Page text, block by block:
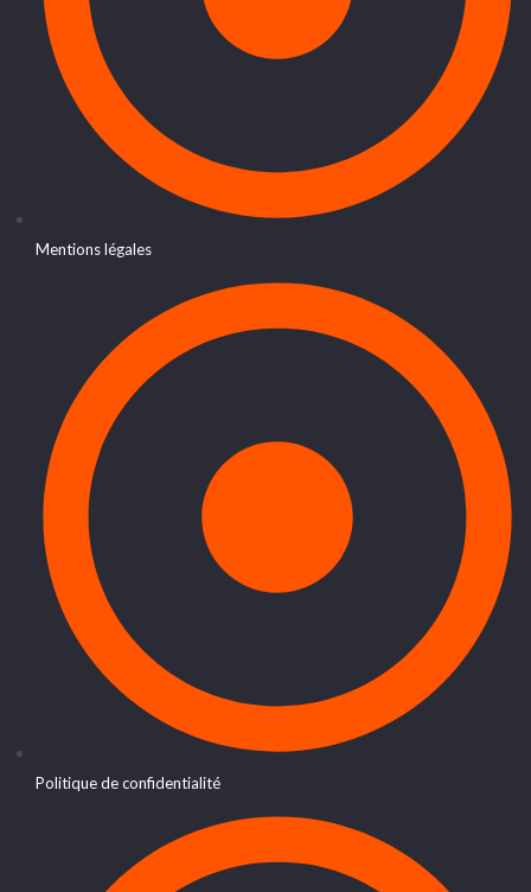
Mentions légales
Politique de confidentialité